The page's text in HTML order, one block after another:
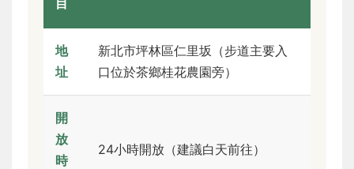
地
址
新北市坪林區仁里坂（步道主要入
口位於茶鄉桂花農園旁）
開
放
時
24小時開放（建議白天前往）